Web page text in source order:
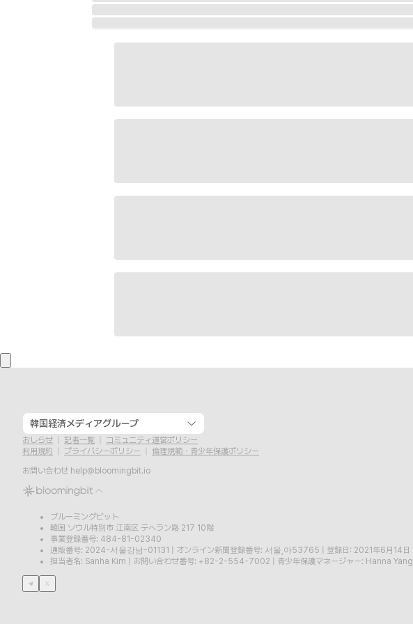
韓国経済メディアグループ
おしらせ 記者一覧
コミュニティ運営ポリシー
利用規約
プライバシーポリシー
倫理規範・青少年保護ポリシー
お問い合わせ help@bloomingbit.io
ブルーミングビット
韓国 ソウル特別市 江南区 テヘラン路 217 10階
事業登録番号: 484-81-02340
通販番号: 2024-서울강남-01131
オンライン新聞登録番号: 서울,아53765 登録日: 2021年6月14日
担当者名: Sanha Kim
お問い合わせ番号: +82-2-554-7002 青少年保護マネージャー: Hanna Yang